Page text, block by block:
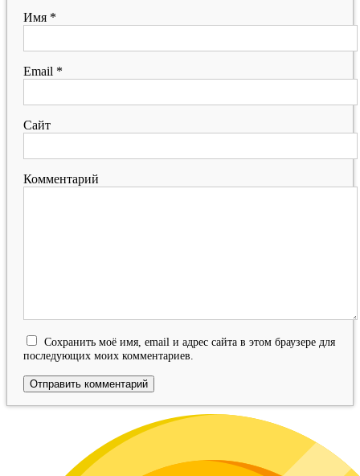
Имя *
Email *
Сайт
Комментарий
Сохранить моё имя, email и адрес сайта в этом браузере для
последующих моих комментариев.